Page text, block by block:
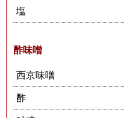
塩
酢味噌
西京味噌
酢